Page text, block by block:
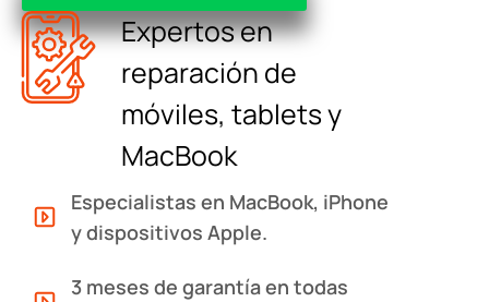
Expertos en
reparación de
móviles, tablets y
MacBook
Especialistas en MacBook, iPhone
y dispositivos Apple.
3 meses de garantía en todas